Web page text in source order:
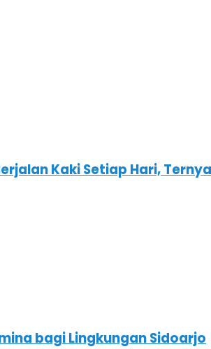
Kaki Setiap Hari,
bagi Lingkungan Sidoarjo